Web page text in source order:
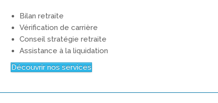
Bilan retraite
Vérification de carrière
Conseil stratégie retraite
Assistance à la liquidation
Découvrir nos services